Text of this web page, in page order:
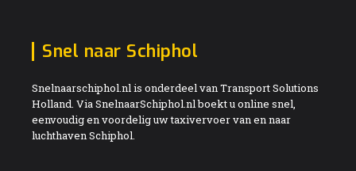
Snel naar Schiphol
Snelnaarschiphol.nl is onderdeel van Transport Solutions
Holland. Via SnelnaarSchiphol.nl boekt u online snel,
eenvoudig en voordelig uw taxivervoer van en naar
luchthaven Schiphol.